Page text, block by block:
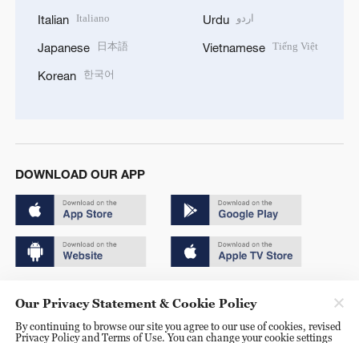
Italian Italiano
Japanese 日本語
Korean 한국어
Urdu اردو
Vietnamese Tiếng Việt
DOWNLOAD OUR APP
京ICP备20000184号
Our Privacy Statement & Cookie Policy
By continuing to browse our site you agree to our use of cookies, revised
Privacy Policy and Terms of Use. You can change your cookie settings